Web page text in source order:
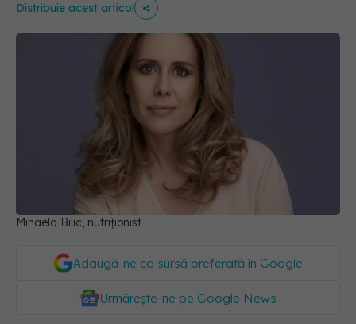
Distribuie acest articol
Mihaela Bilic, nutriționist
Adaugă-ne ca sursă preferată în Google
Urmărește-ne pe Google News